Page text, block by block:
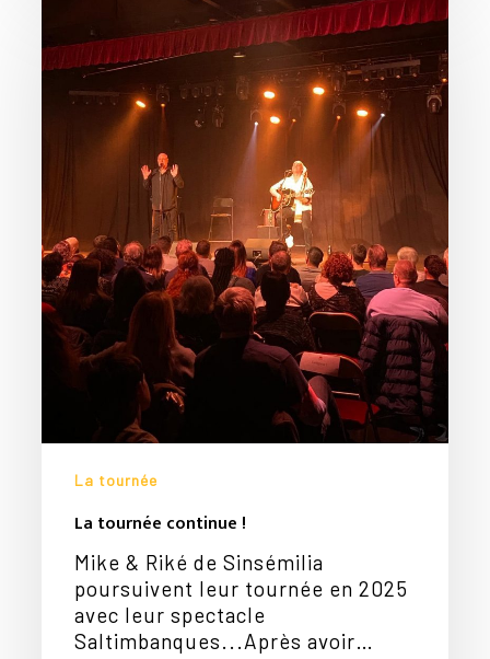
tournée
continue
!
La tournée
La tournée continue !
Mike & Riké de Sinsémilia
poursuivent leur tournée en 2025
avec leur spectacle
Saltimbanques...Après avoir…